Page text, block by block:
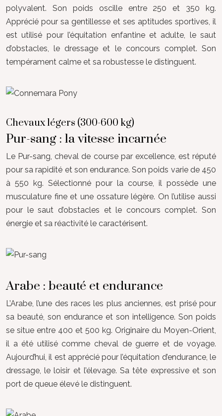
polyvalent. Son poids oscille entre 250 et 350 kg.
Apprécié pour sa gentillesse et ses aptitudes sportives, il
est utilisé pour l’équitation enfantine et adulte, le saut
d’obstacles, le dressage et le concours complet. Son
tempérament calme et sa robustesse le distinguent.
Chevaux légers (300-600 kg)
Pur-sang : la vitesse incarnée
Le Pur-sang, cheval de course par excellence, est réputé
pour sa rapidité et son endurance. Son poids varie de 450
à 550 kg. Sélectionné pour la course, il possède une
musculature fine et une ossature légère. On l’utilise aussi
pour le saut d’obstacles et le concours complet. Son
énergie et sa réactivité le caractérisent.
Arabe : beauté et endurance
L’Arabe, l’une des races les plus anciennes, est prisé pour
sa beauté, son endurance et son intelligence. Son poids
se situe entre 400 et 500 kg. Originaire du Moyen-Orient,
il a été utilisé comme cheval de guerre et de voyage.
Aujourd’hui, il est apprécié pour l’équitation d’endurance, le
dressage, le loisir et l’élevage. Sa tête expressive et son
port de queue élevé le distinguent.